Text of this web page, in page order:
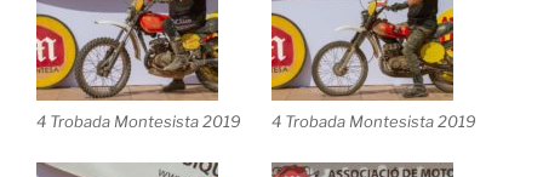
4 Trobada Montesista 2019 4 Trobada Montesista 2019